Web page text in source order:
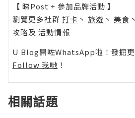
【 睇Post + 參加品牌活動 】
瀏覽更多社群 打卡 丶 旅遊 丶 美食 丶
攻略及 活動情報
U Blog開咗WhatsApp啦！發掘更
Follow 我哋 ！
相關話題